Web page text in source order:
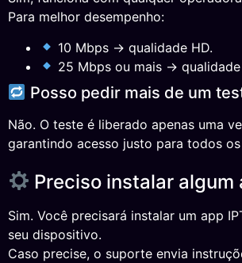
Para melhor desempenho:
10 Mbps → qualidade HD.
25 Mbps ou mais → qualidade
Posso pedir mais de um
Não. O teste é liberado apenas uma
garantindo acesso justo para todos os
Preciso instalar algum
Sim. Você precisará instalar um app
seu dispositivo.
Caso precise, o suporte envia